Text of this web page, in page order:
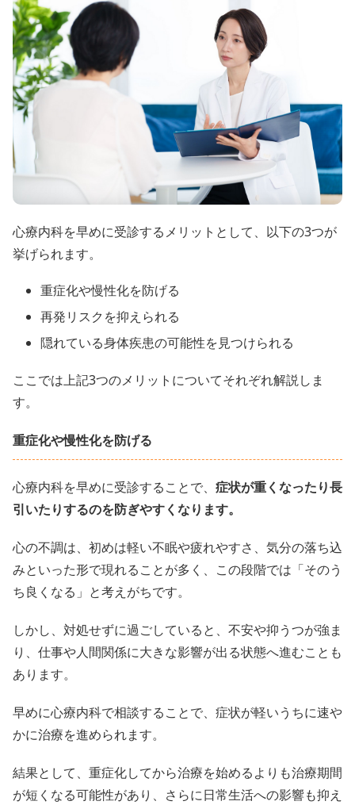
心療内科を早めに受診するメリットとして、以下の3つが
挙げられます。
重症化や慢性化を防げる
再発リスクを抑えられる
隠れている身体疾患の可能性を見つけられる
ここでは上記3つのメリットについてそれぞれ解説しま
す。
重症化や慢性化を防げる
心療内科を早めに受診することで、 症状が重くなったり長
引いたりするのを防ぎやすくなります。
心の不調は、初めは軽い不眠や疲れやすさ、気分の落ち込
みといった形で現れることが多く、この段階では「そのう
ち良くなる」と考えがちです。
しかし、対処せずに過ごしていると、不安や抑うつが強ま
り、仕事や人間関係に大きな影響が出る状態へ進むことも
あります。
早めに心療内科で相談することで、症状が軽いうちに速や
かに治療を進められます。
結果として、重症化してから治療を始めるよりも治療期間
が短くなる可能性があり、さらに日常生活への影響も抑え